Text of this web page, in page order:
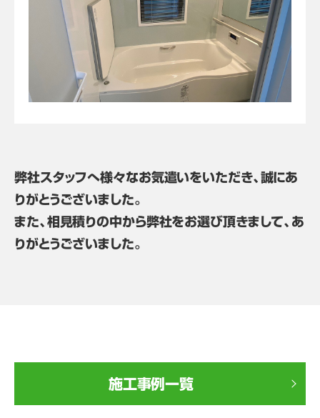
弊社スタッフへ様々なお気遣いをいただき、誠にあ
りがとうございました。
また、相見積りの中から弊社をお選び頂きまして、あ
りがとうございました。
施工事例一覧